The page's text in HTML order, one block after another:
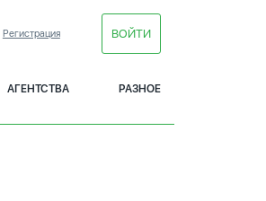
Регистрация ВОЙТИ
АГЕНТСТВА РАЗНОЕ